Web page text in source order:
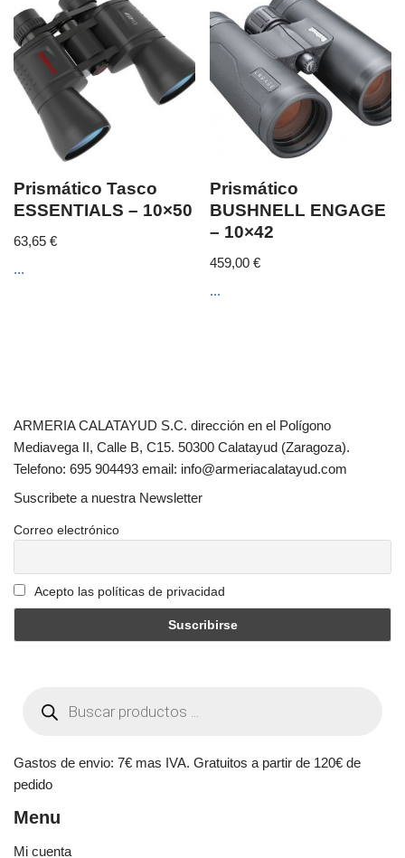
Prismático Tasco
ESSENTIALS – 10×50
63,65 €
...
Prismático
BUSHNELL ENGAGE
– 10×42
459,00€
...
ARMERIA CALATAYUD S.C. dirección en el Polígono
Mediavega II, Calle B, C15. 50300 Calatayud (Zaragoza).
Telefono: 695 904493 email: info@armeriacalatayud.com
Suscribete a nuestra Newsletter
Correo electrónico
Acepto las políticas de privacidad
Gastos de envio: 7€ mas IVA. Gratuitos a partir de 120€ de
pedido
Menu
Mi cuenta